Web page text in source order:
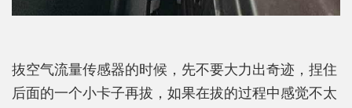
抜空气流量传感器的时候，先不要大力出奇迹，捏住
后面的一个小卡子再拔，如果在拔的过程中感觉不太